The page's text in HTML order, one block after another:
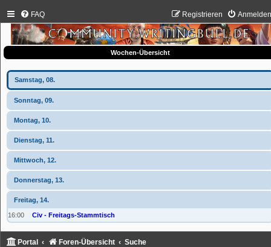
FAQ Registrieren
Wochen-Übersicht
Samstag, 08.
Sonntag, 09.
Montag, 10.
Dienstag, 11.
Mittwoch, 12.
Donnerstag, 13.
Freitag, 14.
16:00 Civ - Freitags-Stammtisch
Portal Foren-Übersicht Suche